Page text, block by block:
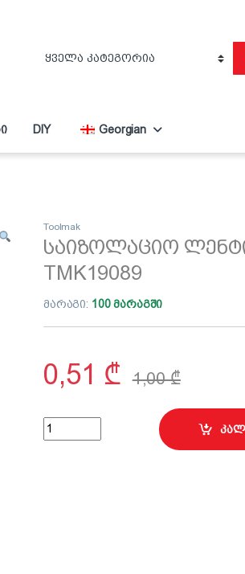
DIY Georgian
Toolmak
საიზოლაციო
TMK19089
მარაგი: 100 მარაგში
0,51 ₾ 1,00₾
საიზოლაციო ლენტი შავი 10 მ